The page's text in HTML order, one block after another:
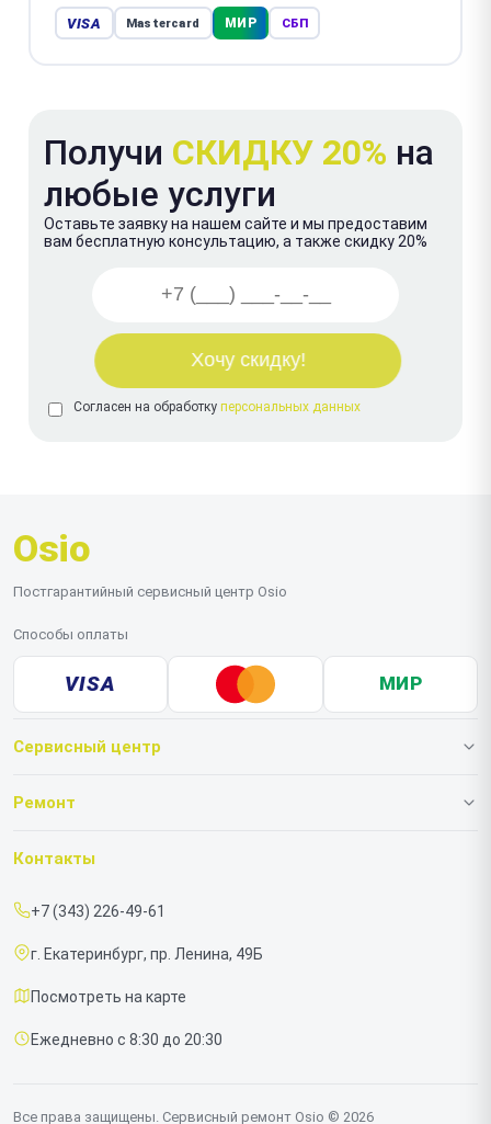
VISA Mastercard МИР СБП
Получи СКИДКУ 20% на
любые услуги
Оставьте заявку на нашем сайте и мы предоставим
вам бесплатную консультацию, а также скидку 20%
Согласен на обработку персональных данных
Osio
Постгарантийный сервисный центр Osio
Способы оплаты
VISA МИР
Сервисный центр
О нашем сервисе
Срочный ремонт
Доставка и способы оплаты
Диагностика
Контакты
Ремонт
Ноутбуков
Контакты
+7 (343) 226-49-61
г. Екатеринбург, пр. Ленина, 49Б
Посмотреть на карте
Ежедневно с 8:30 до 20:30
Все права защищены. Сервисный ремонт Osio © 2026